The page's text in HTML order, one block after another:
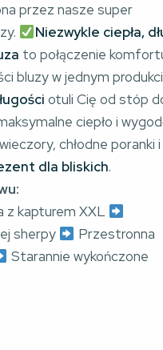
przez nasze super
Niezwykle ciepła,
to połączenie
bluzy w jednym
otuli Cię od stóp
ciepło i
chłodne poranki i
dla bliskich.
z kapturem XXL
sherpy
Przestronna
Starannie wykończone